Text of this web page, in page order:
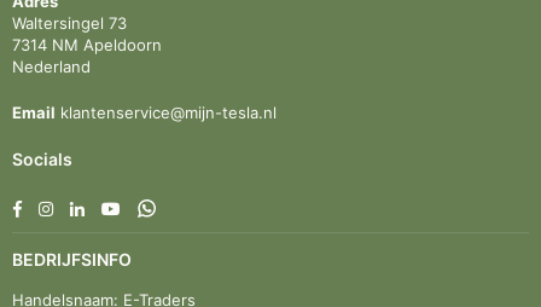
Waltersingel 73
7314 NM Apeldoorn
Nederland
Email klantenservice@mijn-tesla.nl
Socials
FacebookInstagram
LinkedinYouTubeWhatsapp
BEDRIJFSINFO
Handelsnaam: E-Traders